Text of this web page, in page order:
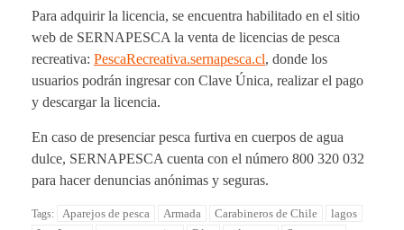
Para adquirir la licencia, se encuentra habilitado en el sitio
web de SERNAPESCA la venta de licencias de pesca
recreativa: PescaRecreativa.sernapesca.cl, donde los
usuarios podrán ingresar con Clave Única, realizar el pago
y descargar la licencia.
En caso de presenciar pesca furtiva en cuerpos de agua
dulce, SERNAPESCA cuenta con el número 800 320 032
para hacer denuncias anónimas y seguras.
Tags: Aparejos de pesca Armada Carabineros de Chile
lagos